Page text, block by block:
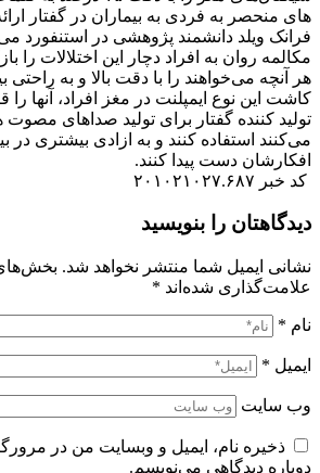
های منحصر به فردی به بیماران در گفتار
فرانک ویلد دانشمند پژوهشی در استنفورد
مکالمه روان به افراد دچار این اختلالات را
هر آنچه می‌خواهند را با دقت بالا و به راحتی
کاشت این نوع ایمپلنت در مغز افراد، آنها را
تولید کننده گفتار برای تولید صداهای
می‌کنند استفاده کنند و به ازادی بیشتری در
افکارشان دست پیدا کنند.
کد خبر ۲۰۱۰۲۱۰۲۷.۶۸۷
دیدگاهتان را بنویسید
نشانی ایمیل شما منتشر نخواهد شد. بخش‌های
علامت‌گذاری شده‌اند *
نام *
ایمیل *
وب‌ سایت
ذخیره نام، ایمیل و وبسایت من در
دوباره دیدگاهی می‌نویسم.